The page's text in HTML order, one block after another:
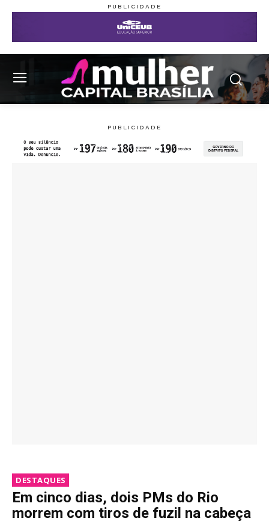
DESTAQUES
Em cinco dias, dois PMs do Rio
morrem com tiros de fuzil na cabeça